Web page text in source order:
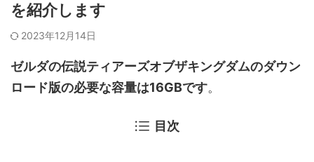
を紹介します
2023年12月14日
ゼルダの伝説ティアーズオブザキングダムのダウン
ロード版の必要な容量は16GBです。
目次